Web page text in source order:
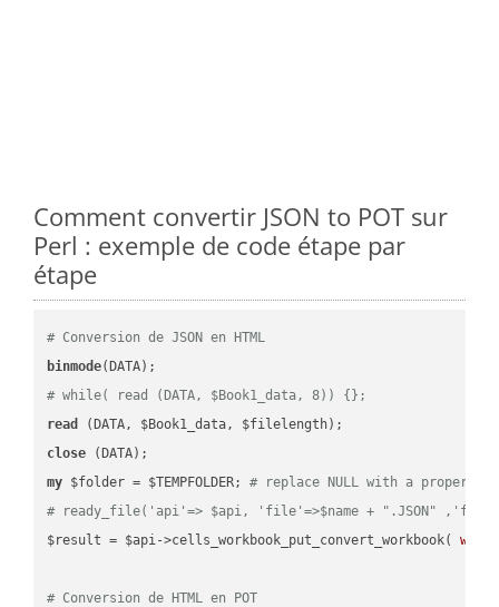
Comment convertir JSON to POT sur
Perl : exemple de code étape par
étape
# Conversion de JSON en HTML
binmode
# while( read (DATA, $Book1_data, 8)) {};
read
close
my $folder = $TEMPFOLDER; # replace NULL with a proper
# ready_file('api'=> $api, 'file'=>$name + ".JSON"
$result = $api->cells_workbook_put_convert_workbook(
# Conversion de HTML en POT